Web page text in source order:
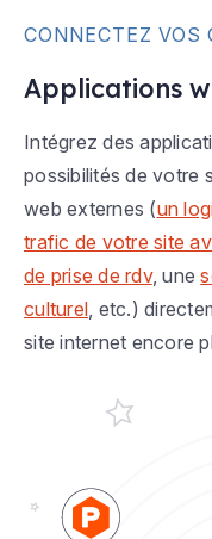
CONNECTEZ VOS
Applications
Intégrez des
possibilités de votre
web externes (un
trafic de votre site
de prise de rdv, une
culturel, etc.)
site internet encore